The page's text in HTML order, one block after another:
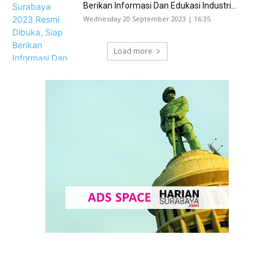
Berikan Informasi Dan Edukasi Industri...
Wednesday 20 September 2023 | 16:35
Load more